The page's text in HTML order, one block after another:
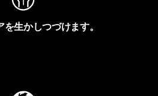
生かしつづけます。